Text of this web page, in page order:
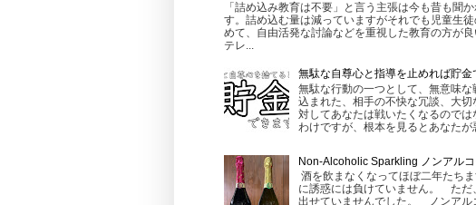
「詰め込み教育は不要」と言う主張は今も昔も聞
す。詰め込む量は減っていますがそれでも児童生
めて、自由活発な討論などを重視した教育の方が
テレ...
無駄な自尊心と指導を止めれば貯金
無駄な行動の一つとして、無意味
込まれた、相手の不快な冗談、大
対してあなたは戦いたくなるので
わけですが、根本を見るとあなたが
Non-Alcoholic Sparkling ノンアル
酒を飲まなくなってほぼ二年たち
に誘惑には負けていません。 ただ
出せていませんでした。 ノンアル